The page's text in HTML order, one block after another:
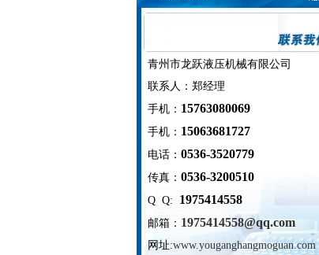
青州市龙跃液压机械有限公司
联系人：郑经理
手机： 15763080069
手机： 15063681727
电话： 0536-3520779
传真： 0536-3200510
Q Q: 1975414558
邮箱： 1975414558@qq.com
网址:www.youganghangmoguan.com